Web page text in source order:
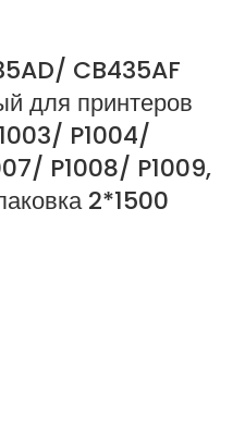
CB435AF
для принтеров
P1004/
P1008/ P1009,
2*1500